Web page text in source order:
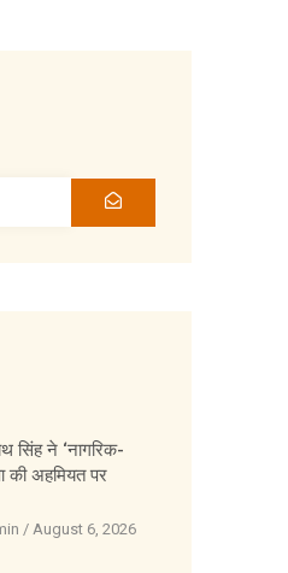
सिंह ने ‘नागरिक-
की अहमियत पर
August 6, 2026